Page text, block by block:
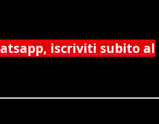
iscriviti subito al